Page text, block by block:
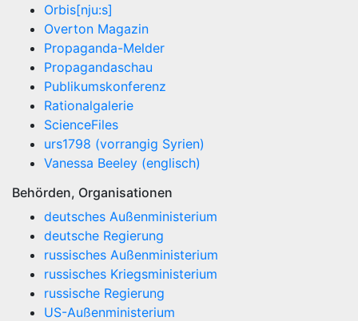
Orbis[nju:s]
Overton Magazin
Propaganda-Melder
Propagandaschau
Publikumskonferenz
Rationalgalerie
ScienceFiles
urs1798 (vorrangig Syrien)
Vanessa Beeley (englisch)
Behörden, Organisationen
deutsches Außenministerium
deutsche Regierung
russisches Außenministerium
russisches Kriegsministerium
russische Regierung
US-Außenministerium